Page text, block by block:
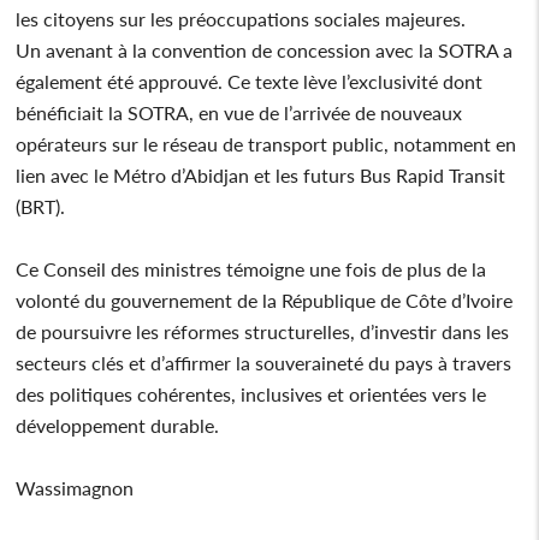
les citoyens sur les préoccupations sociales majeures.
Un avenant à la convention de concession avec la SOTRA a
également été approuvé. Ce texte lève l’exclusivité dont
bénéficiait la SOTRA, en vue de l’arrivée de nouveaux
opérateurs sur le réseau de transport public, notamment en
lien avec le Métro d’Abidjan et les futurs Bus Rapid Transit
(BRT).
Ce Conseil des ministres témoigne une fois de plus de la
volonté du gouvernement de la République de Côte d’Ivoire
de poursuivre les réformes structurelles, d’investir dans les
secteurs clés et d’affirmer la souveraineté du pays à travers
des politiques cohérentes, inclusives et orientées vers le
développement durable.
Wassimagnon